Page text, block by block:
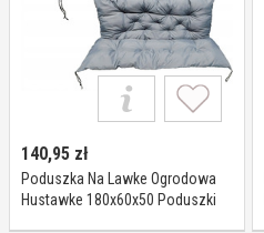
140,95 zł
Poduszka Na Lawke Ogrodowa
Hustawke 180x60x50 Poduszki